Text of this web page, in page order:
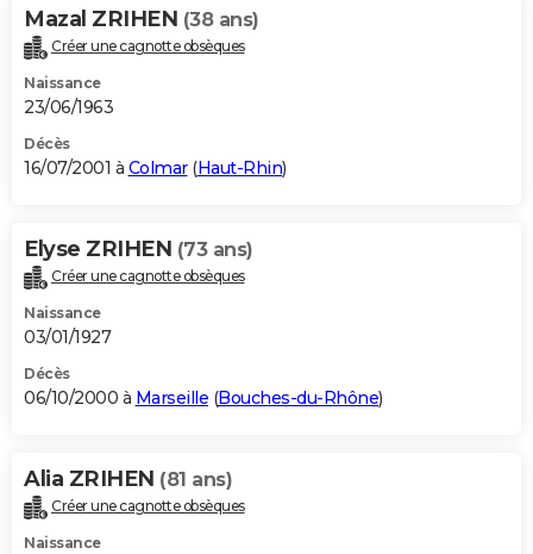
Mazal ZRIHEN (38 ans)
Créer une cagnotte obsèques
Naissance
23/06/1963
Décès
16/07/2001 à Colmar(Haut-Rhin)
Elyse ZRIHEN (73 ans)
Créer une cagnotte obsèques
Naissance
03/01/1927
Décès
06/10/2000 à Marseille (Bouches-du-Rhône)
Alia ZRIHEN (81 ans)
Créer une cagnotte obsèques
Naissance